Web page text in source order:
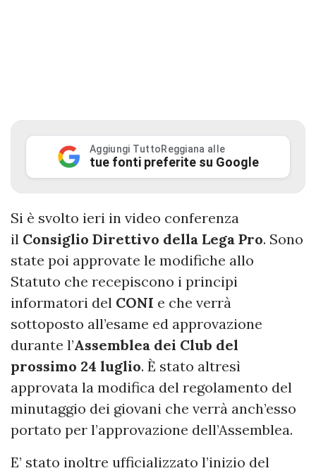
Aggiungi TuttoReggiana alle
tue fonti preferite su Google
Si è svolto ieri in video conferenza
il Consiglio Direttivo della Lega Pro. Sono
state poi approvate le modifiche allo
Statuto che recepiscono i principi
informatori del CONI e che verrà
sottoposto all’esame ed approvazione
durante l’Assemblea dei Club del
prossimo 24 luglio. È stato altresì
approvata la modifica del regolamento del
minutaggio dei giovani che verrà anch’esso
portato per l’approvazione dell’Assemblea.
E’ stato inoltre ufficializzato l’inizio del